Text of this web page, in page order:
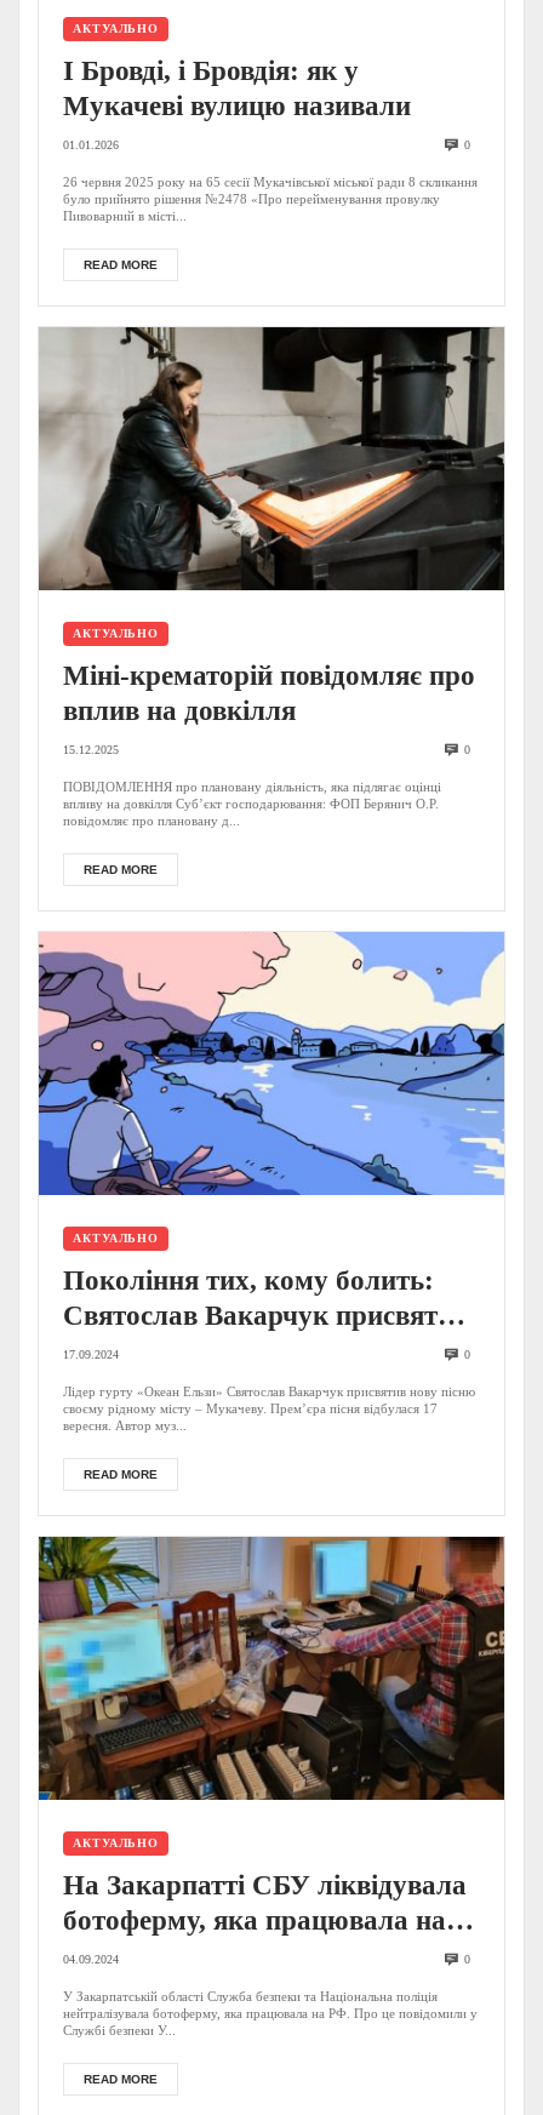
АКТУАЛЬНО
І Бровді, і Бровдія: як у
Мукачеві вулицю називали
01.01.2026 0
26 червня 2025 року на 65 сесії Мукачівської міської ради 8 скликання
було прийнято рішення №2478 «Про перейменування провулку
Пивоварний в місті...
READ MORE
АКТУАЛЬНО
Міні-крематорій повідомляє про
вплив на довкілля
15.12.2025 0
ПОВІДОМЛЕННЯ про плановану діяльність, яка підлягає оцінці
впливу на довкілля Суб’єкт господарювання: ФОП Берянич О.Р.
повідомляє про плановану д...
READ MORE
АКТУАЛЬНО
Покоління тих, кому болить:
Святослав Вакарчук присвятив
нову пісню Мукачеву
17.09.2024 0
Лідер гурту «Океан Ельзи» Святослав Вакарчук присвятив нову пісню
своєму рідному місту – Мукачеву. Прем’єра пісня відбулася 17
вересня. Автор муз...
READ MORE
АКТУАЛЬНО
На Закарпатті СБУ ліквідувала
ботоферму, яка працювала на
спецслужби РФ
04.09.2024 0
У Закарпатській області Служба безпеки та Національна поліція
нейтралізувала ботоферму, яка працювала на РФ. Про це повідомили у
Службі безпеки У...
READ MORE